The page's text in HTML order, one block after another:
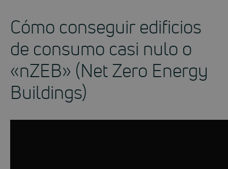
Cómo conseguir edificios
de consumo casi nulo o
«nZEB» (Net Zero Energy
Buildings)